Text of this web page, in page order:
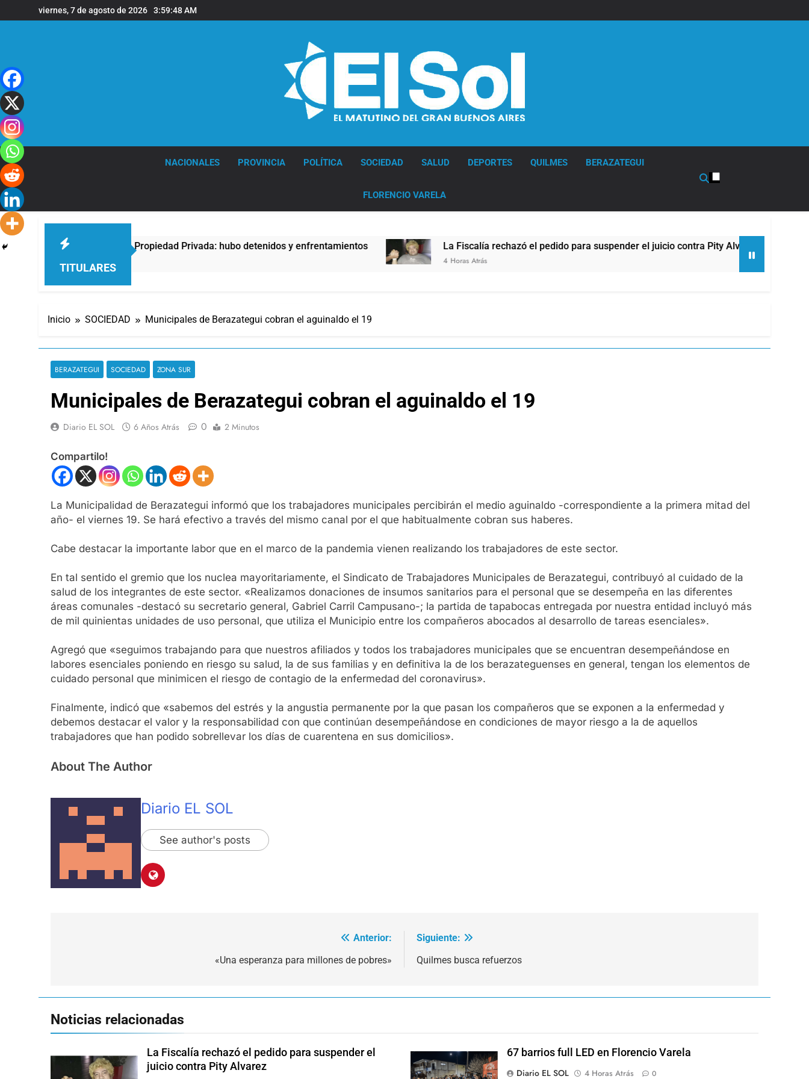
al
viernes, 7 de agosto de 2026 3:59:48 AM
NACIONALES PROVINCIA POLÍTICA SOCIEDAD SALUD DEPORTES QUILMES BERAZATEGUI
FLORENCIO VARELA
TITULARES
contra la Ley de Propiedad Privada: hubo detenidos y enfrentamientos La Fiscalía rechazó el pedido para suspender el juicio contra Pity Alvarez
4 Horas Atrás
Inicio SOCIEDAD Municipales de Berazategui cobran el aguinaldo el 19
BERAZATEGUI SOCIEDAD ZONA SUR
Municipales de Berazategui cobran el aguinaldo el 19
Diario EL SOL 6 Años Atrás 0 2 Minutos
Compartilo!
La Municipalidad de Berazategui informó que los trabajadores municipales percibirán el medio aguinaldo -correspondiente a la primera mitad del
año- el viernes 19. Se hará efectivo a través del mismo canal por el que habitualmente cobran sus haberes.
Cabe destacar la importante labor que en el marco de la pandemia vienen realizando los trabajadores de este sector.
En tal sentido el gremio que los nuclea mayoritariamente, el Sindicato de Trabajadores Municipales de Berazategui, contribuyó al cuidado de la
salud de los integrantes de este sector. «Realizamos donaciones de insumos sanitarios para el personal que se desempeña en las diferentes
áreas comunales -destacó su secretario general, Gabriel Carril Campusano-; la partida de tapabocas entregada por nuestra entidad incluyó más
de mil quinientas unidades de uso personal, que utiliza el Municipio entre los compañeros abocados al desarrollo de tareas esenciales».
Agregó que «seguimos trabajando para que nuestros afiliados y todos los trabajadores municipales que se encuentran desempeñándose en
labores esenciales poniendo en riesgo su salud, la de sus familias y en definitiva la de los berazateguenses en general, tengan los elementos de
cuidado personal que minimicen el riesgo de contagio de la enfermedad del coronavirus».
Finalmente, indicó que «sabemos del estrés y la angustia permanente por la que pasan los compañeros que se exponen a la enfermedad y
debemos destacar el valor y la responsabilidad con que continúan desempeñándose en condiciones de mayor riesgo a la de aquellos
trabajadores que han podido sobrellevar los días de cuarentena en sus domicilios».
About The Author
Diario EL SOL
See author's posts
Anterior:
«Una esperanza para millones de pobres»
Siguiente:
Quilmes busca refuerzos
Noticias relacionadas
La Fiscalía rechazó el pedido para suspender el
juicio contra Pity Alvarez
67 barrios full LED en Florencio Varela
Diario EL SOL
4 Horas Atrás 0